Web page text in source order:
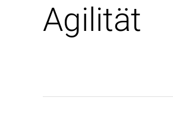
Agilität